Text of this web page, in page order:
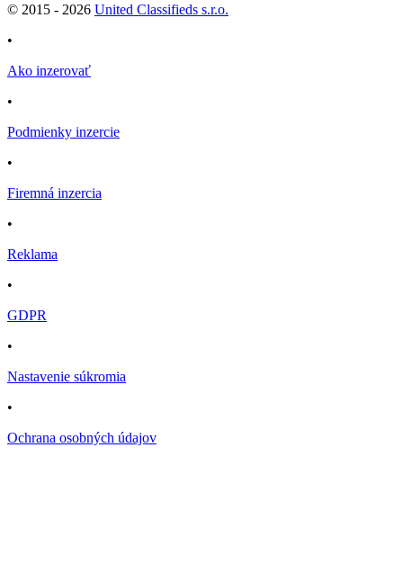
© 2015 - 2026 United Classifieds s.r.o.
•
Ako inzerovať
•
Podmienky inzercie
•
Firemná inzercia
•
Reklama
•
GDPR
•
Nastavenie súkromia
•
Ochrana osobných údajov